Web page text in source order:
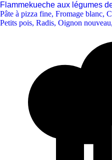
Flammekueche aux légumes
Pâte à pizza fine, Fromage blanc,
Petits pois, Radis, Oignon nouveau,